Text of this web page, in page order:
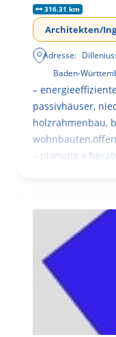
316.31 km
Architekten/
Adresse:
Baden-
–
passivhäuser,
holzrahmenbau,
– planung +